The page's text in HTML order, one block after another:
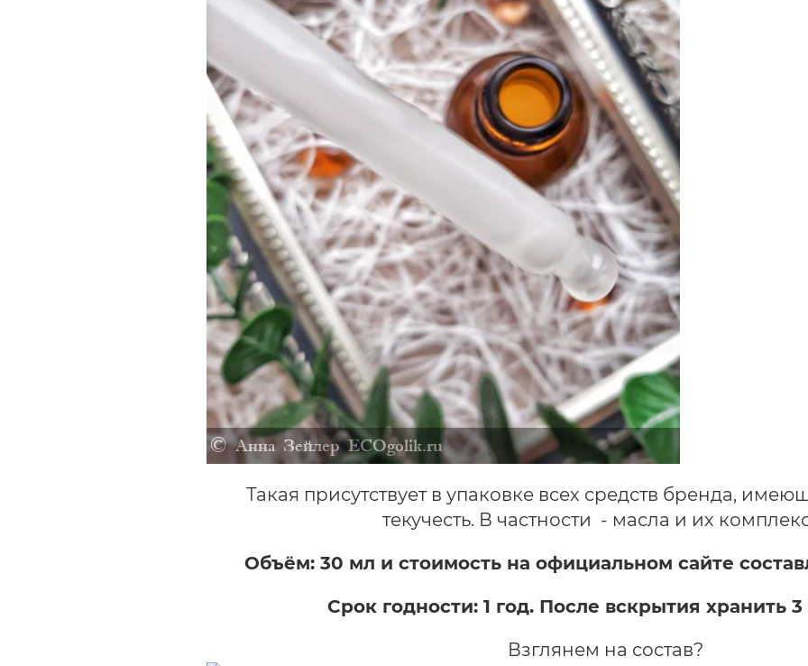
Такая присутствует в упаковке всех средств бренда,
текучесть. В частности - масла и их
Объём: 30 мл и стоимость на официальном сайте
Срок годности: 1 год. После вскрытия хранить
Взглянем на состав?